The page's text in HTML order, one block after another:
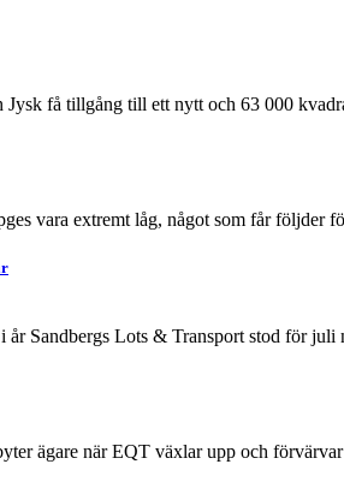
Jysk få tillgång till ett nytt och 63 000
vara extremt låg, något som får följder
år Sandbergs Lots & Transport stod för
ägare när EQT växlar upp och